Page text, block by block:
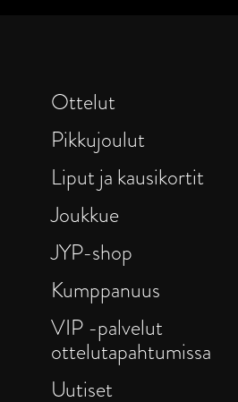
Ottelut
Pikkujoulut
Liput ja kausikortit
Joukkue
JYP-shop
Kumppanuus
VIP -palvelut
ottelutapahtumissa
Uutiset